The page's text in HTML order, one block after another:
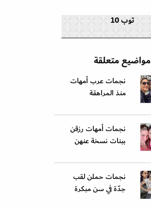
توب 10
مواضيع متعلقة
نجمات عرب أمهات
منذ المراهقة
نجمات أمهات رزقن
ببنات نسخة عنهن
نجمات حملن لقب
جدّة في سن مبكرة